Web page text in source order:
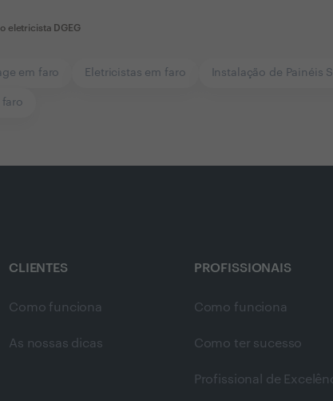
eletricista DGEG
em faro Eletricistas em faro Instalação de Painéis
faro
CLIENTES
Como funciona
As nossas dicas
PROFISSIONAIS
Como funciona
Como ter sucesso
Profissional de